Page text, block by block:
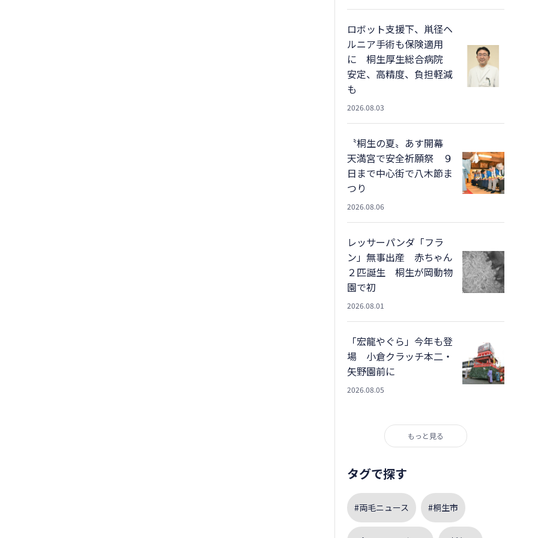
ロボット支援下、鼡径ヘ
ルニア手術も保険適用
に 桐生厚生総合病院
安定、高精度、負担軽減
も
2026.08.03
〝桐生の夏〟あす開幕
天満宮で安全祈願祭 ９
日まで中心街で八木節ま
つり
2026.08.06
レッサーパンダ「フラ
ン」無事出産 赤ちゃん
２匹誕生 桐生が岡動物
園で初
2026.08.01
「宏龍やぐら」今年も登
場 小倉クラッチ本二・
矢野園前に
2026.08.05
もっと見る
タグで探す
#両毛ニュース #桐生市